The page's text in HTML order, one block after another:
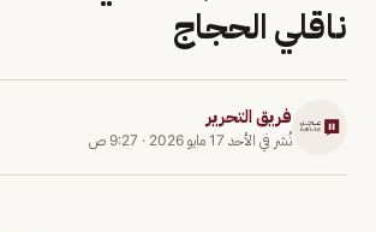
ناقلي الحجاج
فريق التحرير
نُشر في الأحد 17 مايو 2026 · 9:27 ص